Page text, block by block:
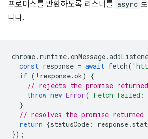
프로미스를 반환하도록 리스너를 async
니다.
chrome. runtime.onMessage.
const response = await fetch(
if ( ! response.ok)
{
// rejects the promise
throw new Error( `Fetch failed:
}
// resolves the promise
return {statusCode : response.
});